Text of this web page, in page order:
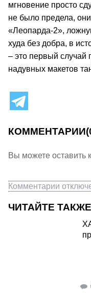
мгновение просто
не было предела,
«Леопарда-2»,
худа без добра, в
– это первый
надувных макетов
КОММЕНТАРИИ
Вы можете оставить
Комментарии
ЧИТАЙТЕ ТАКЖЕ